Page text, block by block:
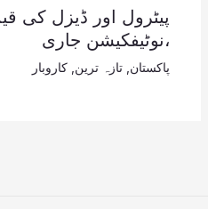
پیٹرول اور ڈیزل کی
،نوٹیفکیشن جاری
پاکستان تازہ ترین کاروبار